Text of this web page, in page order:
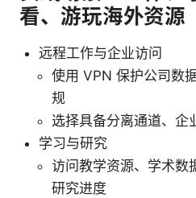
看、游玩海外资源
远程工作与企业访问
使用 VPN 保护公司数
规
选择具备分离通道、企
学习与研究
访问教学资源、学术数
研究进度